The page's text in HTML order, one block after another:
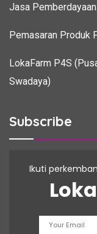
Jasa
Pemasaran Produk
LokaFarm P4S
Swadaya)
Subscribe
Ikuti